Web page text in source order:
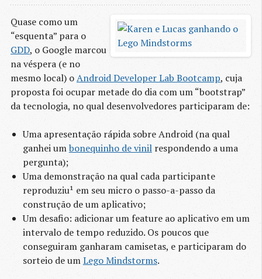
Quase como um
“esquenta” para o
GDD, o Google marcou
na véspera (e no
mesmo local) oAndroid Developer Lab Bootcamp, cuja
proposta foi ocupar metade do dia com um “bootstrap”
da tecnologia, no qual desenvolvedores participaram de:
Uma apresentação rápida sobre Android (na qual
ganhei umbonequinho de vinilrespondendo a uma
pergunta);
Uma demonstração na qual cada participante
reproduziu¹ em seu micro o passo-a-passo da
construção de um aplicativo;
Um desafio: adicionar um feature ao aplicativo em um
intervalo de tempo reduzido. Os poucos que
conseguiram ganharam camisetas, e participaram do
sorteio de umLego Mindstorms.